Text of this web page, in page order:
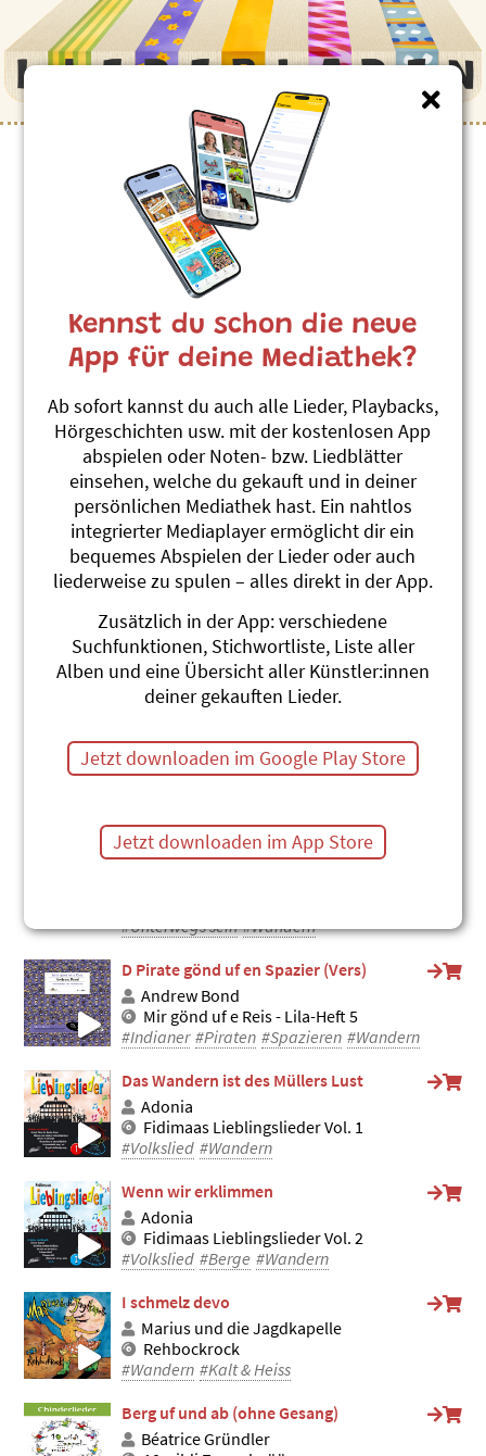
Kinderlieder zum Thema
”Wandern”
Wandere
Andrew Bond
Reisefieber
#Spazieren #Unterwegs sein #Wandern
Goldi-Song
Mättu & Schnuder Buebe
Muschterching
#Wandern #Berge
Ein Salamander
Andrew Bond
Chrüsimüsi Chräbs
#Amphibien #Salamander #Wandern
Hopp Hopp Marsch
Znüniband
Znünibüächli
#Wandern
Andrew Bond
Mir gönd uf e Reis - Lila-Heft 5
Kommt, wir wollen wandern gehn
(hochdeutsch)
#Unterwegs sein #Wandern
D Pirate gönd uf en Spazier (Vers)
Andrew Bond
Mir gönd uf e Reis - Lila-Heft 5
#Indianer #Piraten #Spazieren #Wandern
Das Wandern ist des Müllers Lust
Adonia
Fidimaas Lieblingslieder Vol. 1
#Volkslied #Wandern
Wenn wir erklimmen
Adonia
Fidimaas Lieblingslieder Vol. 2
#Volkslied #Berge #Wandern
I schmelz devo
Marius und die Jagdkapelle
Rehbockrock
#Wandern #Kalt & Heiss
Berg uf und ab (ohne Gesang)
Béatrice Gründler
Kennst du schon die neue
App für deine Mediathek?
Ab sofort kannst du auch alle Lieder, Playbacks,
Hörgeschichten usw. mit der kostenlosen App
abspielen oder Noten- bzw. Liedblätter
einsehen, welche du gekauft und in deiner
persönlichen Mediathek hast. Ein nahtlos
integrierter Mediaplayer ermöglicht dir ein
bequemes Abspielen der Lieder oder auch
liederweise zu spulen – alles direkt in der App.
Zusätzlich in der App: verschiedene
Suchfunktionen, Stichwortliste, Liste aller
Alben und eine Übersicht aller Künstler:innen
deiner gekauften Lieder.
Jetzt downloaden im Google Play Store
Jetzt downloaden im App Store